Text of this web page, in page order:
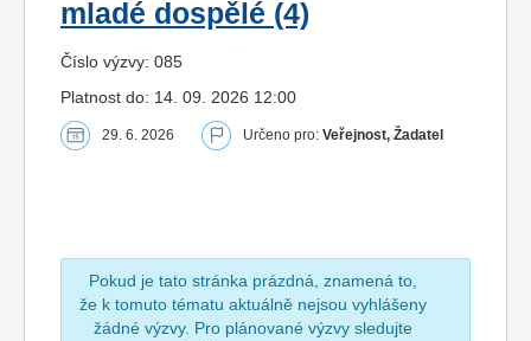
mladé dospělé (4)
Číslo výzvy: 085
Platnost do: 14. 09. 2026 12:00
29. 6. 2026 Určeno pro: Veřejnost, Žadatel
Pokud je tato stránka prázdná, znamená to,
že k tomuto tématu aktuálně nejsou vyhlášeny
žádné výzvy. Pro plánované výzvy sledujte